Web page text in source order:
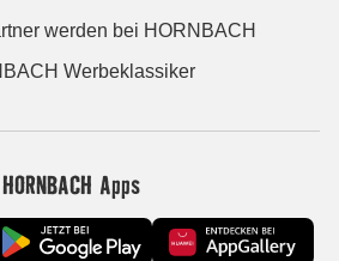
werden bei HORNBACH
Werbeklassiker
HORNBACH Apps